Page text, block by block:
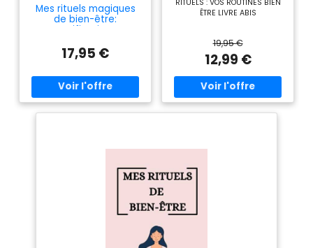
Mes rituels magiques
de bien-être:
Purification,
17,95 €
RITUELS : VOS ROUTINES BIEN
ÊTRE LIVRE ABIS
19,95 €
12,99 €